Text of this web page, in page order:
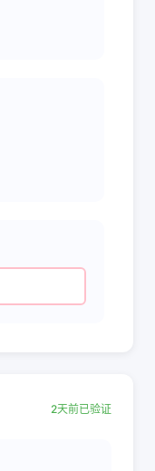
2天前已验证